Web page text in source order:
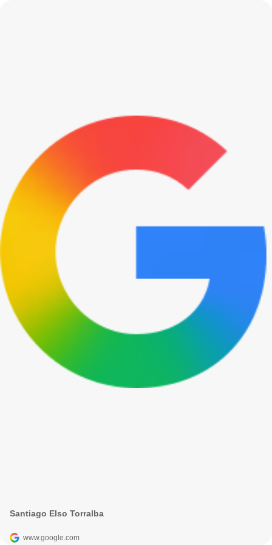
Santiago Elso Torralba
www.google.com